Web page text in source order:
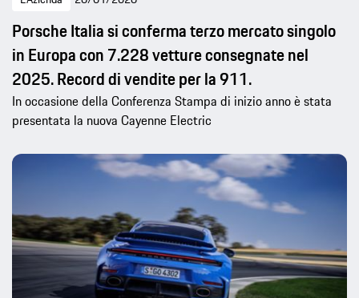
Porsche Italia si conferma terzo mercato singolo
in Europa con 7.228 vetture consegnate nel
2025. Record di vendite per la 911.
In occasione della Conferenza Stampa di inizio anno è stata
presentata la nuova Cayenne Electric